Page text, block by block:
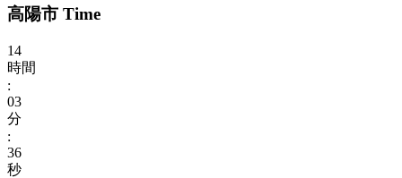
高陽市 Time
14
時間
:
03
分
:
38
秒